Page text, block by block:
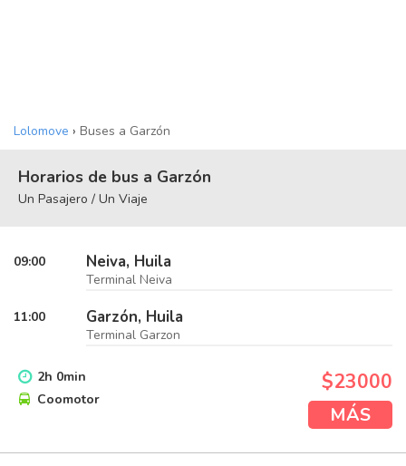
Lolomove › Buses a Garzón
Horarios de bus a Garzón
Un Pasajero / Un Viaje
09:00 Neiva, Huila
Terminal Neiva
11:00 Garzón, Huila
Terminal Garzon
2h 0min
Coomotor
$23000
MÁS